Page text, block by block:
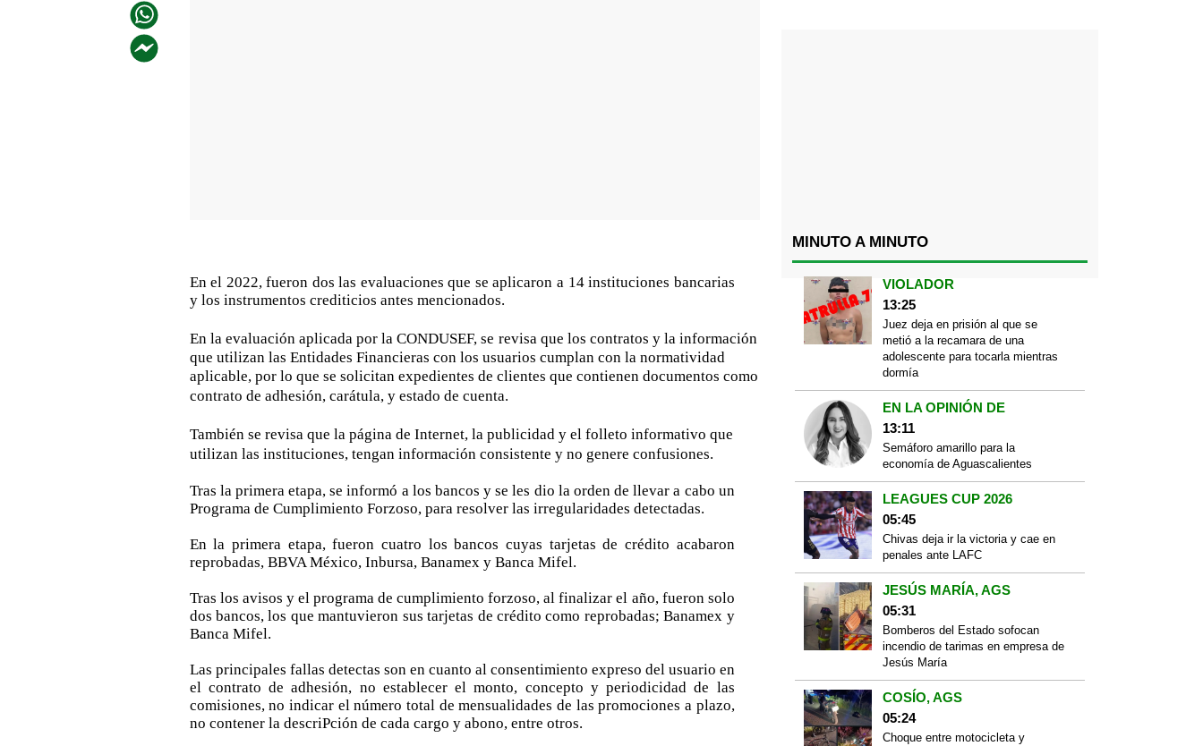
En el 2022, fueron dos las evaluaciones que se aplicaron a 14 instituciones bancarias
y los instrumentos crediticios antes mencionados.
En la evaluación aplicada por la CONDUSEF, se revisa que los contratos y la información
que utilizan las Entidades Financieras con los usuarios cumplan con la normatividad
aplicable, por lo que se solicitan expedientes de clientes que contienen documentos como
contrato de adhesión, carátula, y estado de cuenta.
También se revisa que la página de Internet, la publicidad y el folleto informativo que
utilizan las instituciones, tengan información consistente y no genere confusiones.
Tras la primera etapa, se informó a los bancos y se les dio la orden de llevar a cabo un
Programa de Cumplimiento Forzoso, para resolver las irregularidades detectadas.
En la primera etapa, fueron cuatro los bancos cuyas tarjetas de crédito acabaron
reprobadas, BBVA México, Inbursa, Banamex y Banca Mifel.
Tras los avisos y el programa de cumplimiento forzoso, al finalizar el año, fueron solo
dos bancos, los que mantuvieron sus tarjetas de crédito como reprobadas; Banamex y
Banca Mifel.
Las principales fallas detectas son en cuanto al consentimiento expreso del usuario en
el contrato de adhesión, no establecer el monto, concepto y periodicidad de las
comisiones, no indicar el número total de mensualidades de las promociones a plazo,
no contener la descriPción de cada cargo y abono, entre otros.
MINUTO A MINUTO
VIOLADOR
13:25
Juez deja en prisión al que se
metió a la recamara de una
adolescente para tocarla mientras
dormía
EN LA OPINIÓN DE
13:11
Semáforo amarillo para la
economía de Aguascalientes
LEAGUES CUP 2026
05:45
Chivas deja ir la victoria y cae en
penales ante LAFC
JESÚS MARÍA, AGS
05:31
Bomberos del Estado sofocan
incendio de tarimas en empresa de
Jesús María
COSÍO, AGS
05:24
Choque entre motocicleta y